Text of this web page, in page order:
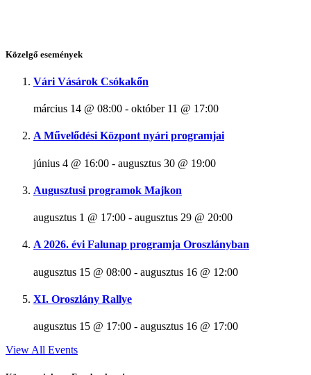
Közelgő események
Vári Vásárok Csókakőn
március 14 @ 08:00 - október 11 @ 17:00
A Művelődési Központ nyári programjai
június 4 @ 16:00 - augusztus 30 @ 19:00
Augusztusi programok Majkon
augusztus 1 @ 17:00 - augusztus 29 @ 20:00
A 2026. évi Falunap programja Oroszlányban
augusztus 15 @ 08:00 - augusztus 16 @ 12:00
XI. Oroszlány Rallye
augusztus 15 @ 17:00 - augusztus 16 @ 17:00
View All Events